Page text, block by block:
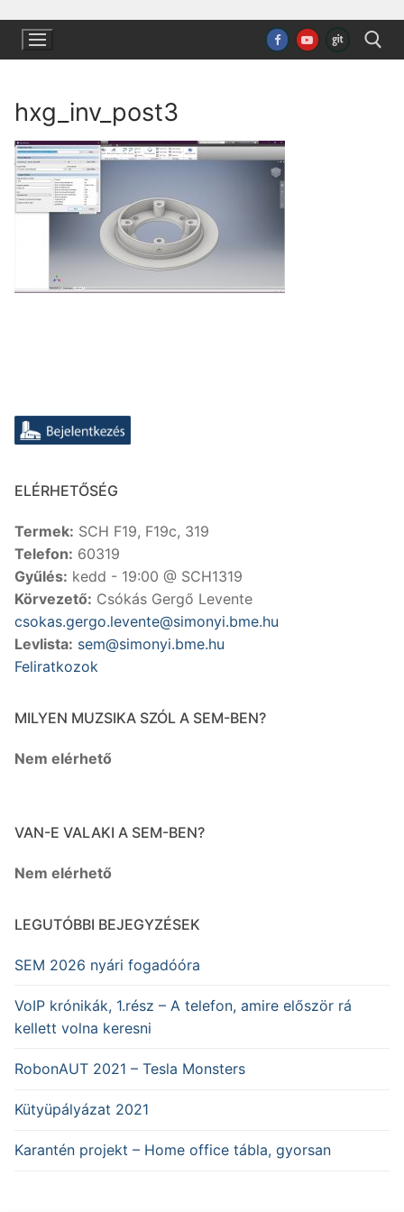
tartalomra
Keresése:
hxg_inv_post3
ELÉRHETŐSÉG
Termek: SCH F19, F19c, 319
Telefon: 60319
Gyűlés: kedd - 19:00 @ SCH1319
Körvezető: Csókás Gergő Levente
csokas.gergo.levente@simonyi.bme.hu
Levlista: sem@simonyi.bme.hu
Feliratkozok
MILYEN MUZSIKA SZÓL A SEM-BEN?
Nem elérhető
VAN-E VALAKI A SEM-BEN?
Nem elérhető
LEGUTÓBBI BEJEGYZÉSEK
SEM 2026 nyári fogadóóra
VoIP krónikák, 1.rész – A telefon, amire először rá
kellett volna keresni
RobonAUT 2021 – Tesla Monsters
Kütyüpályázat 2021
Karantén projekt – Home office tábla, gyorsan